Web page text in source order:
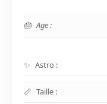
Age :
Astro :
Taille :